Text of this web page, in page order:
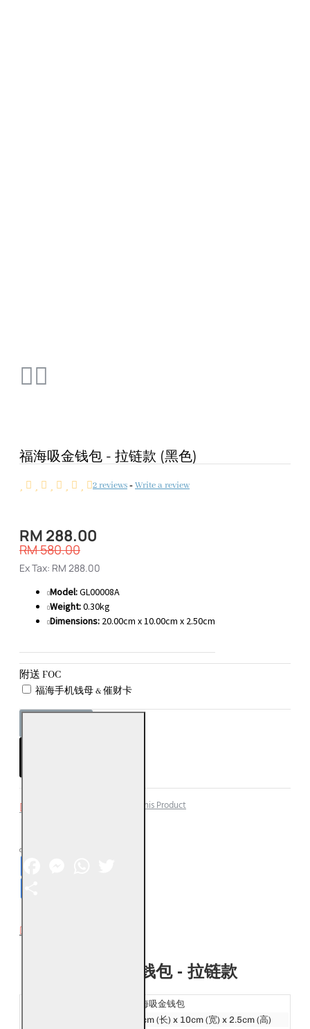
福海吸金钱包 - 拉链款 (黑色)
2 reviews-Write a review
RM 288.00
RM 580.00
Ex Tax: RM 288.00
Model:GL00008A
Weight:0.30kg
Dimensions: 20.00cm x 10.00cm x 2.50cm
附送 FOC
福海手机钱母 & 催财卡
Compare this Product
福海吸金钱包 - 拉链款
福海吸金钱包
20cm (长) x 10cm (宽) x 2.5cm (高)